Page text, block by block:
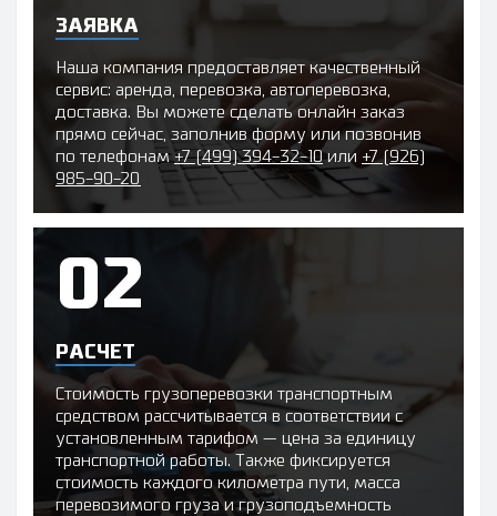
ЗАЯВКА
Наша компания предоставляет качественный
сервис: аренда, перевозка, автоперевозка,
доставка. Вы можете сделать онлайн заказ
прямо сейчас, заполнив форму или позвонив
по телефонам+7 (499) 394-32-10или +7 (926)
985-90-20
РАСЧЕТ
Стоимость грузоперевозки транспортным
средством рассчитывается в соответствии с
установленным тарифом — цена за единицу
транспортной работы. Также фиксируется
стоимость каждого километра пути, масса
перевозимого груза и грузоподъемность